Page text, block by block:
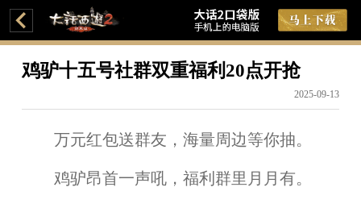
鸡驴十五号社群双重福利20点开抢
2025-09-13
万元红包送群友，海量周边等你抽。
鸡驴昂首一声吼，福利群里月月有。